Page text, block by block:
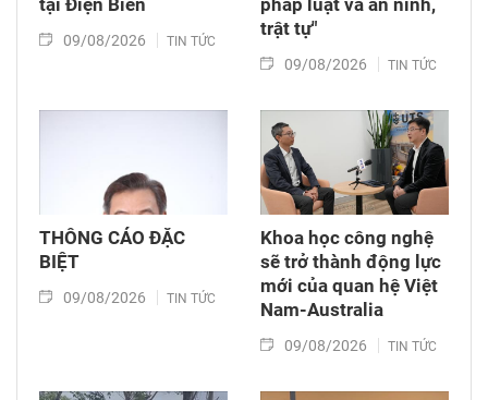
09/08/2026 TIN TỨC
trật tự"
09/08/2026 TIN TỨC
THÔNG CÁO ĐẶC
BIỆT
09/08/2026 TIN TỨC
Khoa học công nghệ
sẽ trở thành động lực
mới của quan hệ Việt
Nam-Australia
09/08/2026 TIN TỨC